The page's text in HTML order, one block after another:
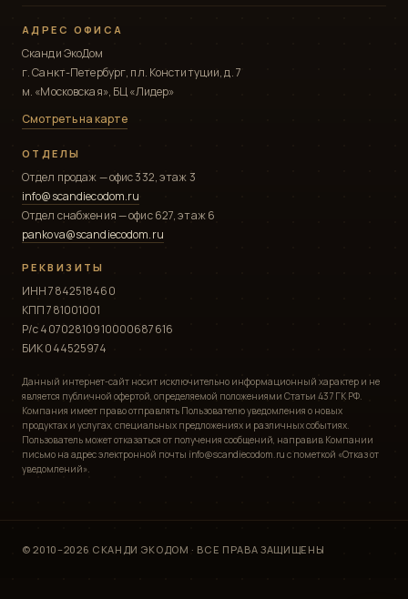
АДРЕС ОФИСА
Сканди ЭкоДом
г. Санкт-Петербург, пл. Конституции, д. 7
м. «Московская», БЦ «Лидер»
Смотреть на карте
ОТДЕЛЫ
Отдел продаж — офис 332, этаж 3
info@scandiecodom.ru
Отдел снабжения — офис 627, этаж 6
pankova@scandiecodom.ru
РЕКВИЗИТЫ
ИНН 7842518460
КПП 781001001
Р/с 40702810910000687616
БИК 044525974
Данный интернет-сайт носит исключительно информационный характер и не
является публичной офертой, определяемой положениями Статьи 437 ГК РФ.
Компания имеет право отправлять Пользователю уведомления о новых
продуктах и услугах, специальных предложениях и различных событиях.
Пользователь может отказаться от получения сообщений, направив Компании
письмо на адрес электронной почты info@scandiecodom.ru с пометкой «Отказ от
уведомлений».
© 2010–2026 СКАНДИ ЭКОДОМ · ВСЕ ПРАВА ЗАЩИЩЕНЫ